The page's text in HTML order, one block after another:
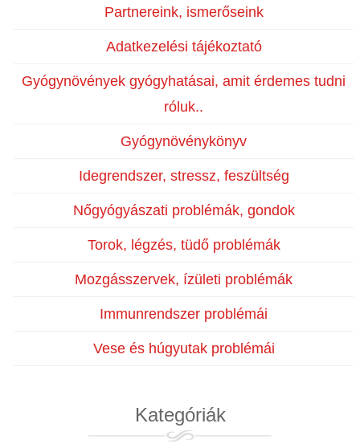
Partnereink, ismerőseink
Adatkezelési tájékoztató
Gyógynövények gyógyhatásai, amit érdemes tudni
róluk..
Gyógynövénykönyv
Idegrendszer, stressz, feszültség
Nőgyógyászati problémák, gondok
Torok, légzés, tüdő problémák
Mozgásszervek, ízületi problémák
Immunrendszer problémái
Vese és húgyutak problémái
Kategóriák